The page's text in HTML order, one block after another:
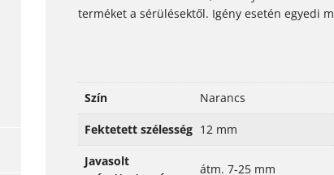
terméket a sérülésektől. Igény esetén egyedi
Szín Narancs
Fektetett szélesség 12 mm
Javasolt
átm. 7-25 mm